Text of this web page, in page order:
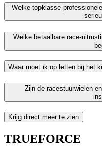
Welke topklasse
Welke betaalbare race-
Waar moet ik op letten bij het
Zijn de racestuurwielen
Krijg direct meer te zien
TRUEFORCE